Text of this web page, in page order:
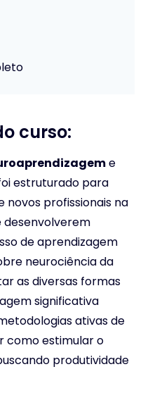
curso:
e
estruturado para
profissionais na
desenvolverem
de aprendizagem
neurociência da
as diversas formas
significativa
ativas de
como estimular o
produtividade